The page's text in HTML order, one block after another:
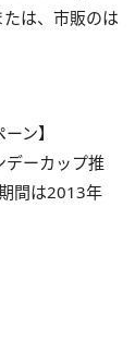
は、市販のは
ン】
デーカップ推
間は2013年